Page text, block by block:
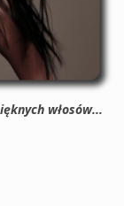
włosów...